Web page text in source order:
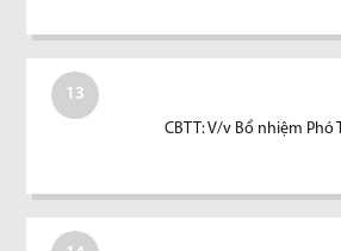
13
CBTT: V/v Bổ nhiệm Phó